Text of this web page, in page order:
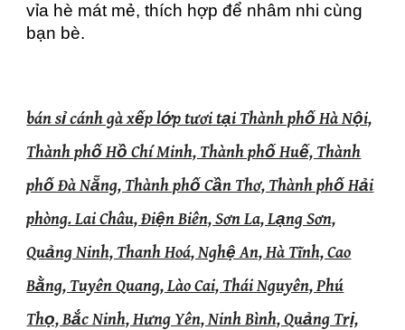
vỉa hè mát mẻ, thích hợp để nhâm nhi cùng
bạn bè.
bán sỉ cánh gà xếp lớp tươi tại Thành phố Hà Nội,
Thành phố Hồ Chí Minh, Thành phố Huế, Thành
phố Đà Nẵng, Thành phố Cần Thơ, Thành phố Hải
phòng. Lai Châu, Điện Biên, Sơn La, Lạng Sơn,
Quảng Ninh, Thanh Hoá, Nghệ An, Hà Tĩnh, Cao
Bằng, Tuyên Quang, Lào Cai, Thái Nguyên, Phú
Thọ, Bắc Ninh, Hưng Yên, Ninh Bình, Quảng Trị,